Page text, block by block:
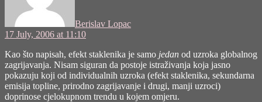
Berislav Lopac
17 July, 2006 at 11:10
Kao što napisah, efekt staklenika je samo jedan od uzroka globalnog
zagrijavanja. Nisam siguran da postoje istraživanja koja jasno
pokazuju koji od individualnih uzroka (efekt staklenika, sekundarna
emisija topline, prirodno zagrijavanje i drugi, manji uzroci)
doprinose cjelokupnom trendu u kojem omjeru.